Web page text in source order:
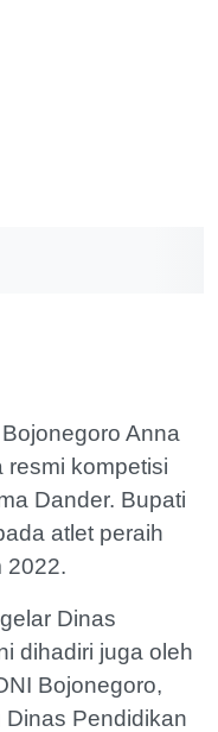
Anna
resmi kompetisi
Dander. Bupati
atlet peraih
2022.
Dinas
dihadiri juga oleh
Bojonegoro,
Pendidikan